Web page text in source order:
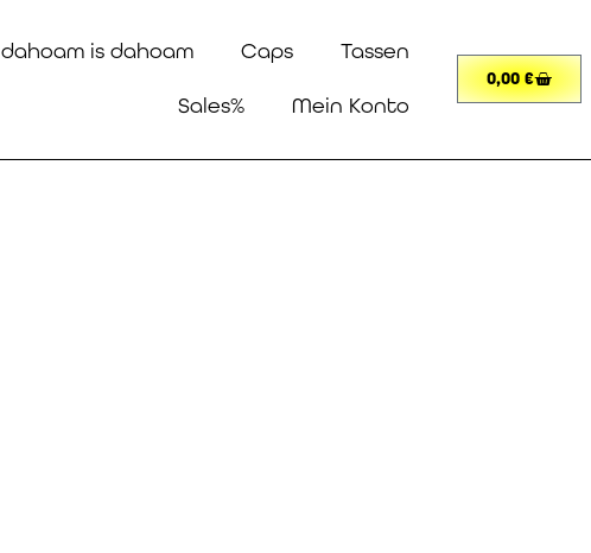
dahoam is dahoam Caps Tassen
Sales% Mein Konto
0,00€